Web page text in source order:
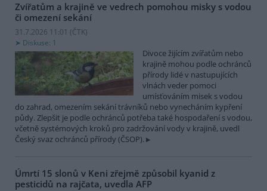
Zvířatům a krajině ve vedrech pomohou misky s vodou
či omezení sekání
31.7.2026 11:01 (ČTK)
Diskuse: 1
Divoce žijícím zvířatům nebo
krajině mohou podle ochránců
přírody lidé v nastupujících
vlnách veder pomoci
umísťováním misek s vodou
do zahrad, omezením sekání trávníků nebo vynecháním kypření
půdy. Zlepšit je podle ochránců potřeba také hospodaření s vodou,
včetně systémových kroků pro zadržování vody v krajině, uvedl
Český svaz ochránců přírody (ČSOP).
Úmrtí 15 slonů v Keni zřejmě způsobil kyanid z
pesticidů na rajčata, uvedla AFP